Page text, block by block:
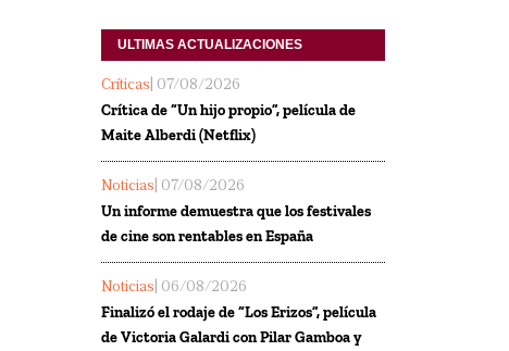
ULTIMAS ACTUALIZACIONES
Críticas | 07/08/2026
Crítica de “Un hijo propio”, película de
Maite Alberdi (Netflix)
Noticias | 07/08/2026
Un informe demuestra que los festivales
de cine son rentables en España
Noticias | 06/08/2026
Finalizó el rodaje de “Los Erizos”, película
de Victoria Galardi con Pilar Gamboa y